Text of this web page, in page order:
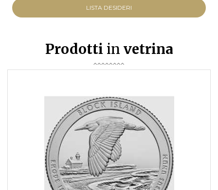
LISTA DESIDERI
Prodotti in vetrina